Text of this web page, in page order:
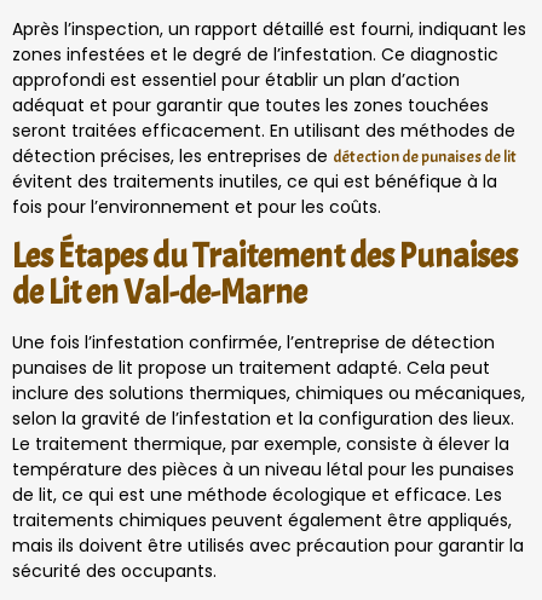
Après l’inspection, un rapport détaillé est fourni, indiquant les
zones infestées et le degré de l’infestation. Ce diagnostic
approfondi est essentiel pour établir un plan d’action
adéquat et pour garantir que toutes les zones touchées
seront traitées efficacement. En utilisant des méthodes de
détection précises, les entreprises de détection de punaises de lit
évitent des traitements inutiles, ce qui est bénéfique à la
fois pour l’environnement et pour les coûts.
Les Étapes du Traitement des Punaises
de Lit en Val-de-Marne
Une fois l’infestation confirmée, l’entreprise de détection
punaises de lit propose un traitement adapté. Cela peut
inclure des solutions thermiques, chimiques ou mécaniques,
selon la gravité de l’infestation et la configuration des lieux.
Le traitement thermique, par exemple, consiste à élever la
température des pièces à un niveau létal pour les punaises
de lit, ce qui est une méthode écologique et efficace. Les
traitements chimiques peuvent également être appliqués,
mais ils doivent être utilisés avec précaution pour garantir la
sécurité des occupants.